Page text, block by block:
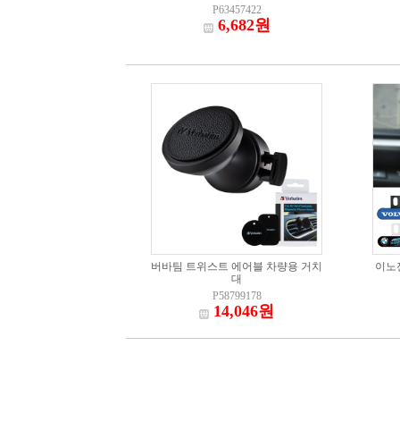
P63457422
6,682원
버바팀 트위스트 에어블 차량용 거치
대
P58799178
14,046원
이노